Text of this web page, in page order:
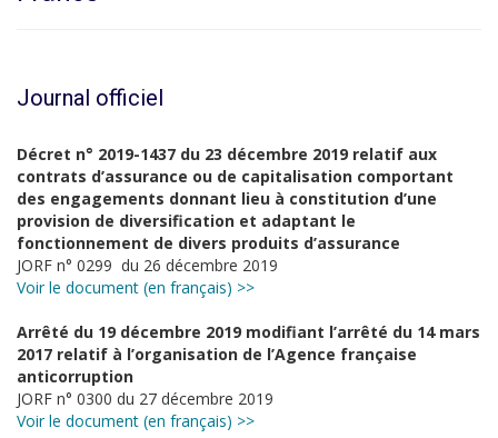
Journal officiel
Décret n° 2019-1437 du 23 décembre 2019 relatif aux
contrats d’assurance ou de capitalisation comportant
des engagements donnant lieu à constitution d’une
provision de diversification et adaptant le
fonctionnement de divers produits d’assurance
JORF n° 0299 du 26 décembre 2019
Voir le document (en français) >>
Arrêté du 19 décembre 2019 modifiant l’arrêté du 14 mars
2017 relatif à l’organisation de l’Agence française
anticorruption
JORF n° 0300 du 27 décembre 2019
Voir le document (en français) >>